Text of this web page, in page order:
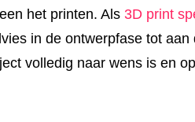
het printen. Als 3D print
in de ontwerpfase tot
volledig naar wens is en